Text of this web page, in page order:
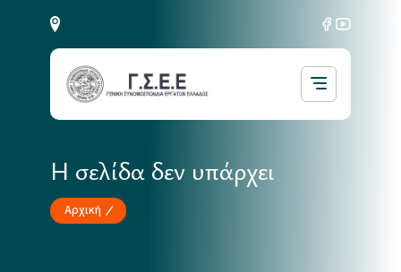
Η σελίδα δεν υπάρχει
Αρχική